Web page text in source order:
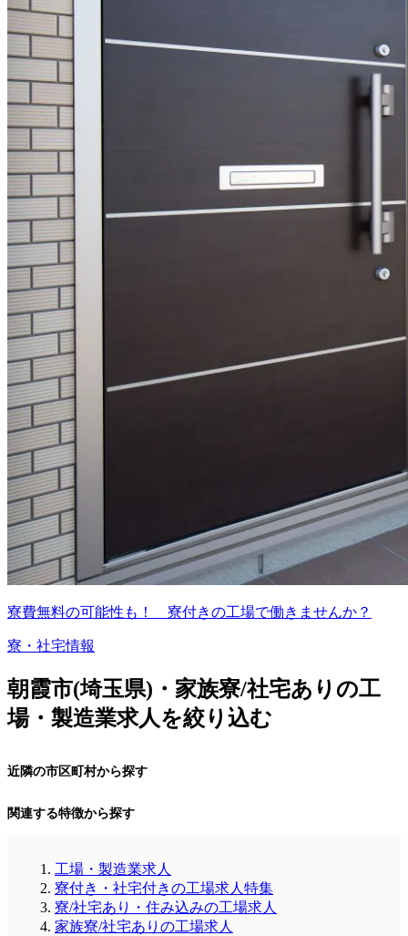
寮費無料の可能性も！ 寮付きの工場で働きませんか？
寮・社宅情報
朝霞市(埼玉県)・家族寮/社宅ありの工
場・製造業求人を絞り込む
近隣の市区町村から探す
関連する特徴から探す
工場・製造業求人
寮付き・社宅付きの工場求人特集
寮/社宅あり・住み込みの工場求人
家族寮/社宅ありの工場求人